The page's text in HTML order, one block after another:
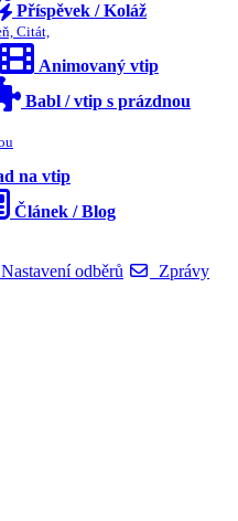
Příspěvek / Koláž
Citát,
Animovaný vtip
Babl / vtip s prázdnou
na vtip
Článek / Blog
Nastavení odběrů
Zprávy